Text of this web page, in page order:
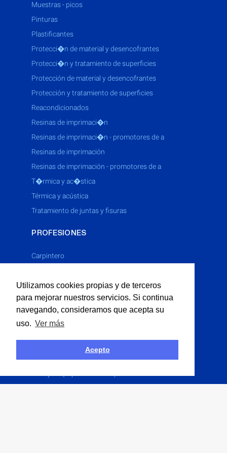
Utilizamos cookies propias y de terceros
para mejorar nuestros servicios. Si continua
navegando, consideramos que acepta su
uso. Ver más
Acepto
muestras - picos
pinturas
plastificantes
protecci�n de material y desencofrantes
protecci�n y tratamiento de superficies
protección de material y desencofrantes
protección y tratamiento de superficies
reacondicionados
resinas de imprimaci�n
resinas de imprimaci�n - promotores de a
resinas de imprimación
resinas de imprimación - promotores de a
t�rmica y ac�stica
térmica y acústica
tratamiento de juntas y fisuras
PROFESIONES
Carpintero
Electricista
Fontanero
Limpieza Industrial
Multiservicios
Obras Públicas